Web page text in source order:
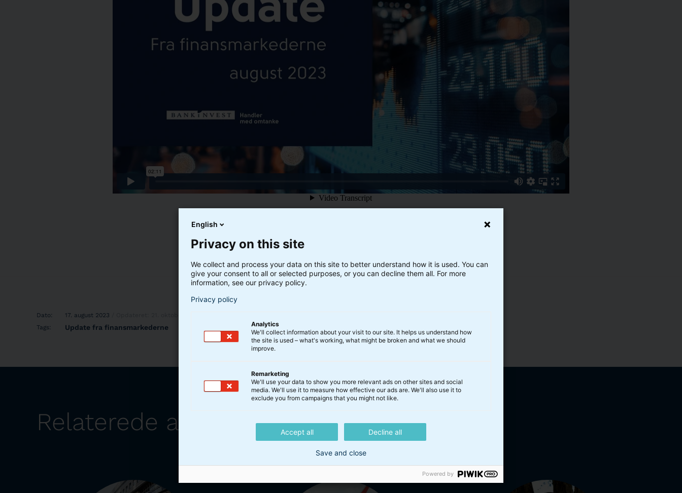
Dato: 17. august 2023
Tags:
Update fra finansmarkederne
Relaterede artikler
English
Privacy on this site
We collect and process your data on this site to better understand how it is used. You can
give your consent to all or selected purposes, or you can decline them all. For more
information, see our privacy policy.
Privacy policy
Analytics
We'll collect information about your visit to our site. It helps us understand how
the site is used – what's working, what might be broken and what we should
improve.
Remarketing
We'll use your data to show you more relevant ads on other sites and social
media. We'll use it to measure how effective our ads are. We'll also use it to
exclude you from campaigns that you might not like.
Accept all Decline all
Save and close
Powered by